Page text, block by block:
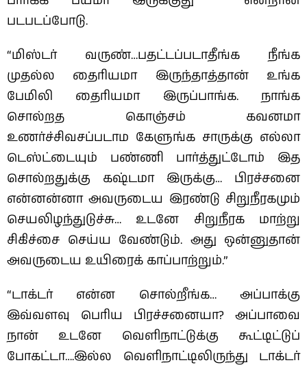
படபடப்போடு.
“மிஸ்டர் வருண்…பதட்டப்படாதீங்க நீங்க
முதல்ல தைரியமா இருந்தாத்தான் உங்க
பேமிலி தைரியமா இருப்பாங்க. நாங்க
சொல்றத கொஞ்சம் கவனமா
உணர்ச்சிவசப்படாம கேளுங்க சாருக்கு எல்லா
டெஸ்ட்டையும் பண்ணி பார்த்துட்டோம் இத
சொல்றதுக்கு கஷ்டமா இருக்கு… பிரச்சனை
என்னன்னா அவருடைய இரண்டு சிறுநீரகமும்
செயலிழந்துடுச்சு… உடனே சிறுநீரக மாற்று
சிகிச்சை செய்ய வேண்டும். அது ஒன்னுதான்
அவருடைய உயிரைக் காப்பாற்றும்.”
“டாக்டர் என்ன சொல்றீங்க… அப்பாக்கு
இவ்வளவு பெரிய பிரச்சனையா? அப்பாவை
நான் உடனே வெளிநாட்டுக்கு கூட்டிட்டுப்
போகட்டா….இல்ல வெளிநாட்டிலிருந்து டாக்டர்